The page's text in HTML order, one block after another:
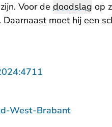
Voor de doodslag op
moet hij een
West-Brabant